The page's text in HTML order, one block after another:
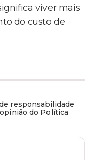
viver mais
do custo de
responsabilidade
do Política